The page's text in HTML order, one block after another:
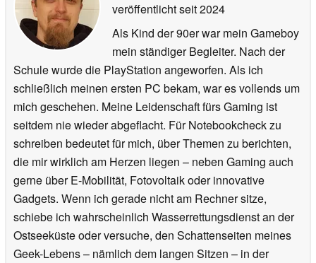
veröffentlichtseit 2024
Als Kind der 90er war mein Gameboy
mein ständiger Begleiter. Nach der
Schule wurde die PlayStation angeworfen. Als ich
schließlich meinen ersten PC bekam, war es vollends um
mich geschehen. Meine Leidenschaft fürs Gaming ist
seitdem nie wieder abgeflacht. Für Notebookcheck zu
schreiben bedeutet für mich, über Themen zu berichten,
die mir wirklich am Herzen liegen – neben Gaming auch
gerne über E-Mobilität, Fotovoltaik oder innovative
Gadgets. Wenn ich gerade nicht am Rechner sitze,
schiebe ich wahrscheinlich Wasserrettungsdienst an der
Ostseeküste oder versuche, den Schattenseiten meines
Geek-Lebens – nämlich dem langen Sitzen – in der